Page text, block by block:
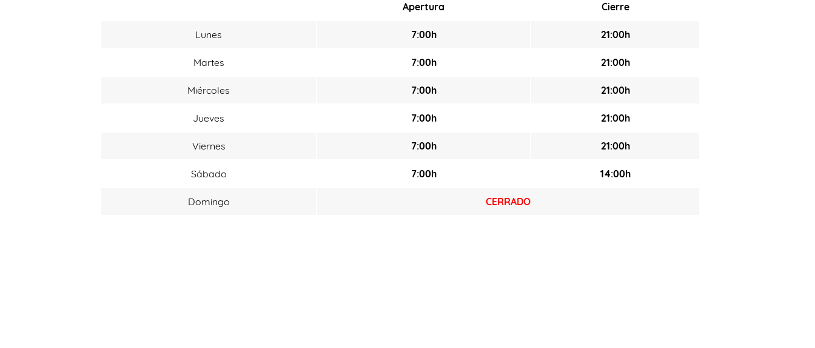
Apertura Cierre
Lunes 7:00h 21:00h
Martes 7:00h 21:00h
Miércoles 7:00h 21:00h
Jueves 7:00h 21:00h
Viernes 7:00h 21:00h
Sábado 7:00h 14:00h
Domingo CERRADO